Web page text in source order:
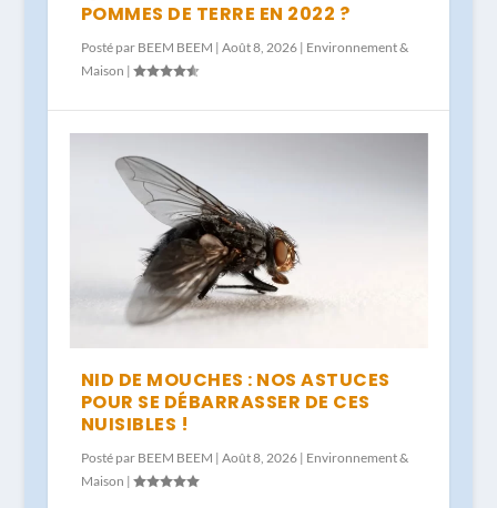
POMMES DE TERRE EN 2022 ?
Posté par BEEM BEEM | Août 8, 2026| Environnement &
Maison |
NID DE MOUCHES : NOS ASTUCES
POUR SE DÉBARRASSER DE CES
NUISIBLES !
Posté par BEEM BEEM | Août 8, 2026| Environnement &
Maison |